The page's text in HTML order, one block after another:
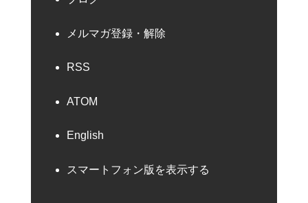
メルマガ登録・解除
RSS
ATOM
English
スマートフォン版を表示する